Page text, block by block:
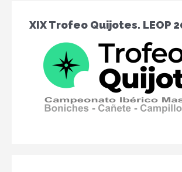
XIX Trofeo Quijotes. LEOP